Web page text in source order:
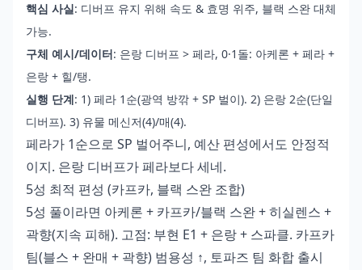
핵심 사실: 디버프 유지 위해 속도 & 효명 위주, 블랙 스완 대체
가능.
구체 예시/데이터: 은랑 디버프 > 페라, 0·1돌: 아케론 + 페라 +
은랑 + 힐/탱.
실행 단계: 1) 페라 1순(광역 방깎 + SP 벌이). 2) 은랑 2순(단일
디버프). 3) 유물 메신저(4)/매(4).
페라가 1순으로 SP 벌어주니, 예산 편성에서도 안정적
이지. 은랑 디버프가 페라보다 세네.
5성 최적 편성 (카프카, 블랙 스완 조합)
5성 풀이라면 아케론 + 카프카/블랙 스완 + 히실렌스 +
곽향(지속 피해). 고점: 부현 E1 + 은랑 + 스파클. 카프카
팀(블스 + 완매 + 곽향) 범용성 ↑, 토파즈 팀 화합 출시